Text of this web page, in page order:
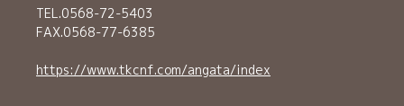
TEL.0568-72-5403
FAX.0568-77-6385
https://www.tkcnf.com/angata/index